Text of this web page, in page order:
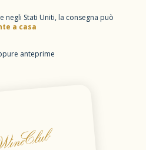
negli Stati Uniti, la consegna può
a casa
anteprime